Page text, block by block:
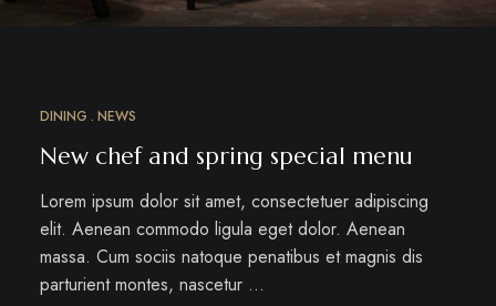
MÁRC
DINING NEWS
New chef and spring special menu
Lorem ipsum dolor sit amet, consectetuer adipiscing
elit. Aenean commodo ligula eget dolor. Aenean
massa. Cum sociis natoque penatibus et magnis dis
parturient montes, nascetur …